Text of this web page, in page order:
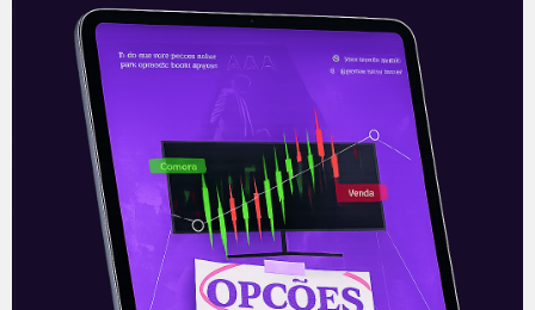
Leia mais
15/06/2021
ARTIGOS